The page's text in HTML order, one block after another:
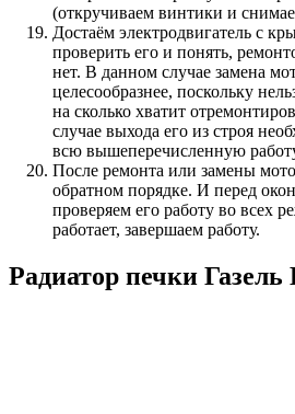
(откручиваем винтики и
Достаём электродвигатель с
проверить его и понять,
нет. В данном случае замена
целесообразнее, поскольку
на сколько хватит
случае выхода его из строя
всю вышеперечисленную
После ремонта или замены
обратном порядке. И перед
проверяем его работу во всех
работает, завершаем работу.
Радиатор печки Газель